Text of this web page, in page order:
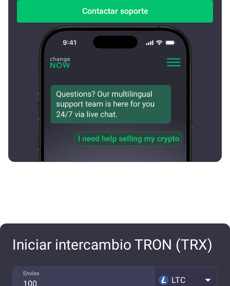
Contactar soporte
Iniciar intercambio TRON (TRX)
Envías
LTC